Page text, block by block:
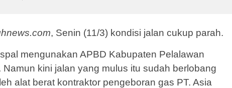
, Senin (11/3) kondisi jalan cukup parah.
mengunakan APBD Kabupaten Pelalawan
kini jalan yang mulus itu sudah berlobang
alat berat kontraktor pengeboran gas PT. Asia